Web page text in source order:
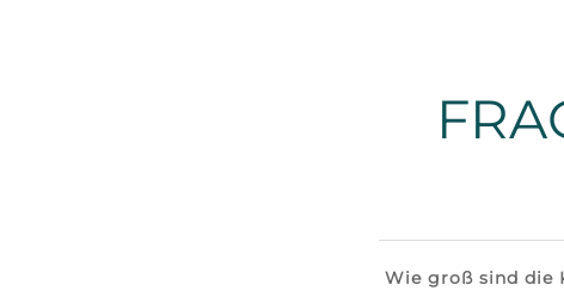
Wie groß sind die